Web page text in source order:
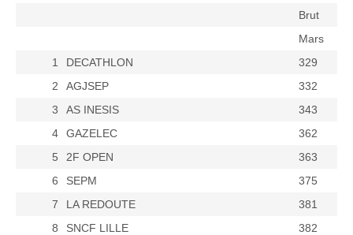
Brut
Mars
1
DECATHLON
329
2
AGJSEP
332
3
AS INESIS
343
4
GAZELEC
362
5
2F OPEN
363
6
SEPM
375
7
LA REDOUTE
381
8
SNCF LILLE
382